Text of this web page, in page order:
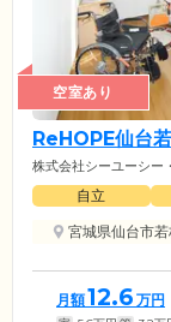
空室あり
ReHOPE仙台
株式会社シーユーシー
自立
宮城県仙台市若
月額12.6 万円